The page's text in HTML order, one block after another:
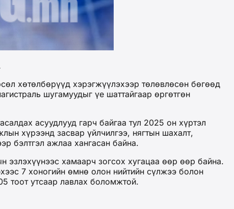
хөтөлбөрүүд хэрэгжүүлэхээр төлөвлөсөн бөгөөд
шугамуудыг үе шаттайгаар өргөтгөн
асуудлууд гарч байгаа тул 2025 он хүртэл
хүрээнд засвар үйлчилгээ, нягтын шахалт,
бэлтгэл ажлаа хангасан байна.
эзлэхүүнээс хамаарч зогсох хугацаа өөр өөр байна.
7 хоногийн өмнө олон нийтийн сүлжээ болон
тоот утсаар лавлах боломжтой.